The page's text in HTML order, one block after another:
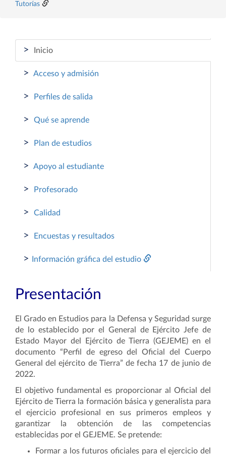
Tutorías
> Inicio
> Acceso y admisión
> Perfiles de salida
> Qué se aprende
> Plan de estudios
> Apoyo al estudiante
> Profesorado
> Calidad
> Encuestas y resultados
> Información gráfica del estudio
Presentación
El Grado en Estudios para la Defensa y Seguridad surge
de lo establecido por el General de Ejército Jefe de
Estado Mayor del Ejército de Tierra (GEJEME) en el
documento “Perfil de egreso del Oficial del Cuerpo
General del ejército de Tierra” de fecha 17 de junio de
2022.
El objetivo fundamental es proporcionar al Oficial del
Ejército de Tierra la formación básica y generalista para
el ejercicio profesional en sus primeros empleos y
garantizar la obtención de las competencias
establecidas por el GEJEME. Se pretende:
Formar a los futuros oficiales para el ejercicio del